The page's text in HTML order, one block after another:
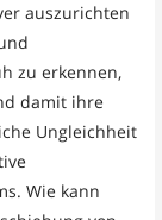
auszurichten
zu erkennen,
damit ihre
Ungleichheit
Wie kann